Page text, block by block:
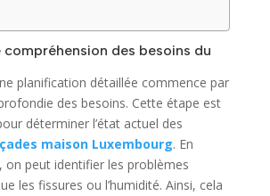
compréhension des besoins du
planification détaillée commence par
des besoins. Cette étape est
déterminer l’état actuel des
maison Luxembourg. En
on peut identifier les problèmes
les fissures ou l’humidité. Ainsi, cela